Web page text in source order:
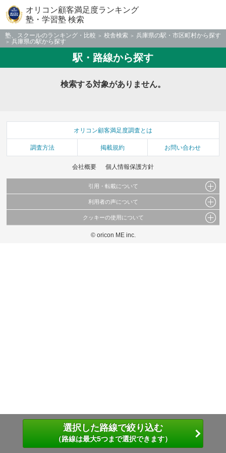
オリコン顧客満足度ランキング
塾・学習塾 検索
塾、スクールのランキング・比較 校舎検索
兵庫県の駅・市区町村から探す
兵庫県の駅から探す
駅・路線から探す
検索する対象がありません。
選択した路線で絞り込む
（路線は最大5つまで選択できます）
オリコン顧客満足度調査とは
調査方法 掲載規約 お問い合わせ
会社概要 個人情報保護方針
引用・転載について
当サイトで公開されている情報（文字、写真、イラスト、画像データ等）及びこれらの配
これらの情報を権利者の許可なく無断転載・複製などの二次利用を行うことは固く禁じて
利用者の声について
当サイトに掲載している内容はすべてサービスの利用者が提出された見解・感想です。
弊社の見解・ 意見ではないことをご理解いただいた上でご覧ください。
クッキーの使用について
このサイトでは Cookie を使用して、ユーザーに合わせたコンテンツや広告の表示、ソー
© oricon ME inc.